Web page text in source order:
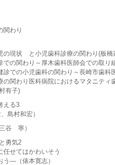
関わり
の現状 と小児歯科診療の関わり(板橋
での関わり～厚木歯科医師会での取
診での小児歯科の関わり～長崎市歯科
の関わり医科病院におけるマタニティ
有子)
える3
島村和宏）
谷 寧）
勇気2
せてはかわいそう
―（俵本寛志）